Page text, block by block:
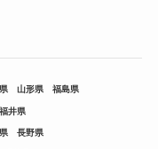
山形県 福島県
福井県
長野県